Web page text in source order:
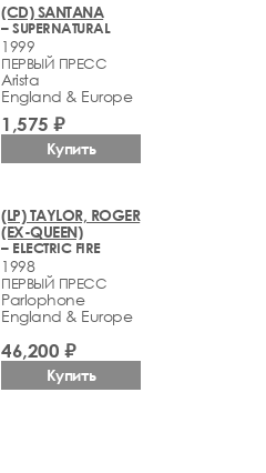
(CD) SANTANA
– SUPERNATURAL
1999
ПЕРВЫЙ ПРЕСС
Arista
England & Europe
1,575 ₽
Купить
(LP) TAYLOR, ROGER
(EX-QUEEN)
– ELECTRIC FIRE
1998
ПЕРВЫЙ ПРЕСС
Parlophone
England & Europe
46,200 ₽
Купить